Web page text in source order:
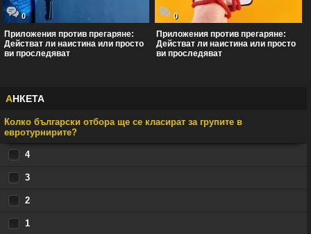
0
Приложения против прегаряне:
Действат ли наистина или просто
ви проследяват
0
Приложения против прегаряне:
Действат ли наистина или просто
ви проследяват
АНКЕТА
Колко български отбора ще се класират за групите в
евротурнирите?
4
3
2
1